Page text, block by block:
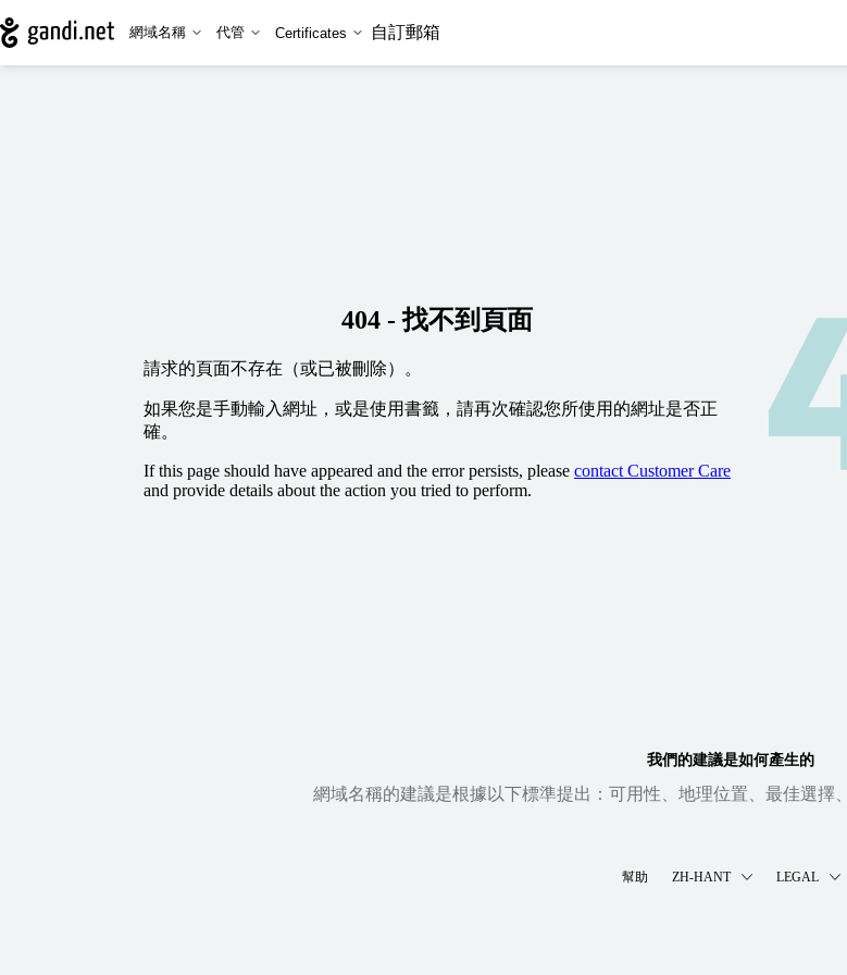
網域名稱 代管 Certificates 自訂郵箱
404 - 找不到頁面
請求的頁面不存在（或已被刪除）。
如果您是手動輸入網址，或是使用書籤，請再次確認您所使用的網址是否正
確。
If this page should have appeared and the error persists, please contact Customer Care
and provide details about the action you tried to perform.
我們的建議是如何產生的
網域名稱的建議是根據以下標準提出：可用性、地理位置、最佳選擇
幫助 ZH-HANT LEGAL